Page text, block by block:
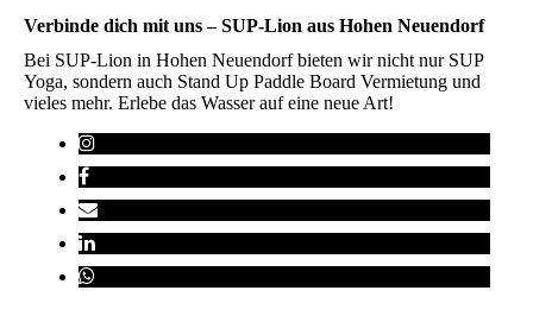
Verbinde dich mit uns – SUP-Lion aus Hohen Neuendorf
Bei SUP-Lion in Hohen Neuendorf bieten wir nicht nur SUP
Yoga, sondern auch Stand Up Paddle Board Vermietung und
vieles mehr. Erlebe das Wasser auf eine neue Art!